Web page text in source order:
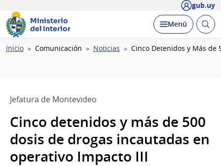
gub.uy
Ministerio
del Interior
Desplegar
Menú Abrir
Ruta
Inicio Comunicación Noticias Cinco Detenidos y Más de
Jefatura de Montevideo
Cinco detenidos y más de 500
dosis de drogas incautadas en
operativo Impacto III